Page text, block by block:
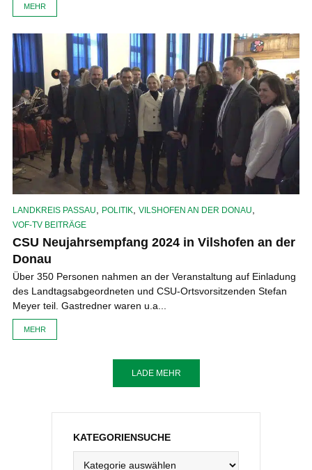
MEHR
LANDKREIS PASSAU POLITIK VILSHOFEN AN DER DONAU
VOF-TV BEITRÄGE
CSU Neujahrsempfang 2024 in Vilshofen an der
Donau
Über 350 Personen nahmen an der Veranstaltung auf Einladung
des Landtagsabgeordneten und CSU-Ortsvorsitzenden Stefan
Meyer teil. Gastredner waren u.a...
MEHR
LADE MEHR
KATEGORIENSUCHE